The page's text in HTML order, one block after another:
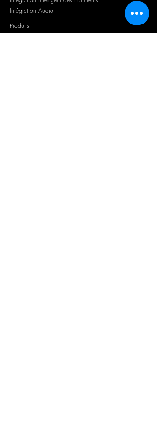
Intégration Audio
Produits